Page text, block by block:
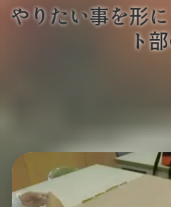
やりたい事を形
ト